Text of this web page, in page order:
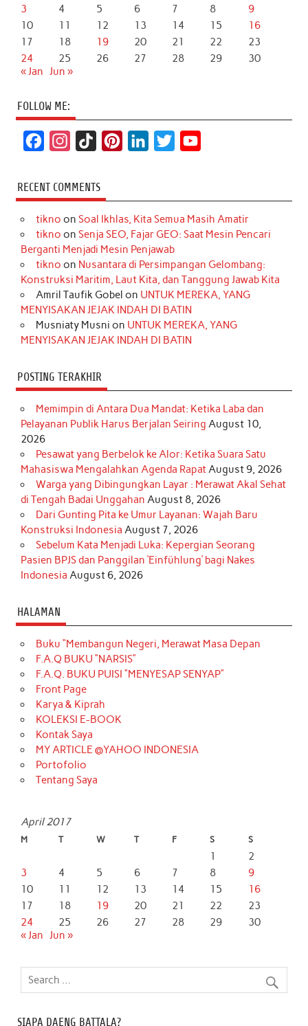
3
4 5 6 7 8
9
10
11 12 13 14 15
16
17
18 19 20 21 22
23
24
25 26 27 28 29
30
« Jan Jun »
FOLLOW ME:
c
e
b
o
k
s
t
a
r
a
m
k
T
o
k
t
e
e
s
t
k
e
d
I
n
t
t
r
T
u
e
RECENT COMMENTS
tikno on Soal Ikhlas, Kita Semua Masih Amatir
tikno on Senja SEO, Fajar GEO: Saat Mesin Pencari
Berganti Menjadi Mesin Penjawab
tikno on Nusantara di Persimpangan Gelombang:
Konstruksi Maritim, Laut Kita, dan Tanggung Jawab Kita
Amril Taufik Gobel on UNTUK MEREKA, YANG
MENYISAKAN JEJAK INDAH DI BATIN
Musniaty Musni on UNTUK MEREKA, YANG
MENYISAKAN JEJAK INDAH DI BATIN
POSTING TERAKHIR
Memimpin di Antara Dua Mandat: Ketika Laba dan
Pelayanan Publik Harus Berjalan Seiring August 10,
2026
Pesawat yang Berbelok ke Alor: Ketika Suara Satu
Mahasiswa Mengalahkan Agenda RapatAugust 9, 2026
Warga yang Dibingungkan Layar : Merawat Akal Sehat
di Tengah Badai Unggahan August 8, 2026
Dari Gunting Pita ke Umur Layanan: Wajah Baru
Konstruksi Indonesia August 7, 2026
Sebelum Kata Menjadi Luka: Kepergian Seorang
Pasien BPJS dan Panggilan ‘Einfühlung’ bagi Nakes
Indonesia August 6, 2026
HALAMAN
Buku “Membangun Negeri, Merawat Masa Depan
F.A.Q BUKU “NARSIS”
F.A.Q. BUKU PUISI “MENYESAP SENYAP”
Front Page
Karya & Kiprah
KOLEKSI E-BOOK
Kontak Saya
MY ARTICLE @YAHOO INDONESIA
Portofolio
Tentang Saya
April 2017
M T W T F S S
1
2
3
4 5 6 7 8
9
10
11 12 13 14 15
16
17
18 19 20 21 22
23
24
25 26 27 28 29
30
« Jan Jun »
SIAPA DAENG BATTALA?